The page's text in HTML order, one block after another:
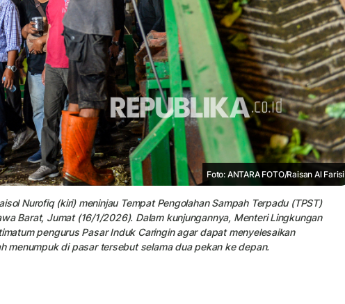
Foto: ANTARA FOTO/Raisan Al Farisi
Nurofiq (kiri) meninjau Tempat Pengolahan Sampah Terpadu (TPST)
Barat, Jumat (16/1/2026). Dalam kunjungannya, Menteri Lingkungan
pengurus Pasar Induk Caringin agar dapat menyelesaikan
menumpuk di pasar tersebut selama dua pekan ke depan.